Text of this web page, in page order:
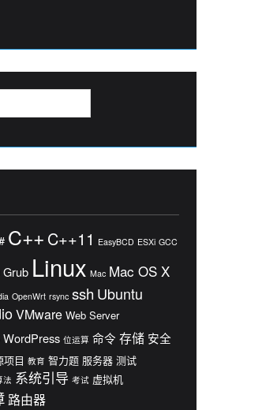
C++ C++11 EasyBCD ESXi GCC
Grub Linux Mac Mac OS X
OpenWrt rsync ssh Ubuntu
VMware Web Server
WordPress 位运算 命令 存储 安全
项目 教育 智力题 服务器 测试
法 系统引导 考试 虚拟机
路由器